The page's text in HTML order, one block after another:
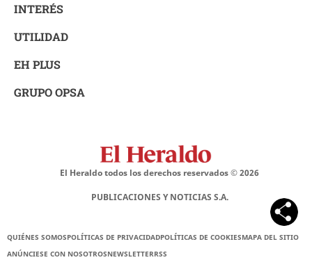
INTERÉS
UTILIDAD
EH PLUS
GRUPO OPSA
El Heraldo todos los derechos reservados ©2026
PUBLICACIONES Y NOTICIAS S.A.
QUIÉNES SOMOSPOLÍTICAS DE PRIVACIDADPOLÍTICAS DE COOKIESMAPA DEL SITIO
ANÚNCIESE CON NOSOTROSNEWSLETTERRSS